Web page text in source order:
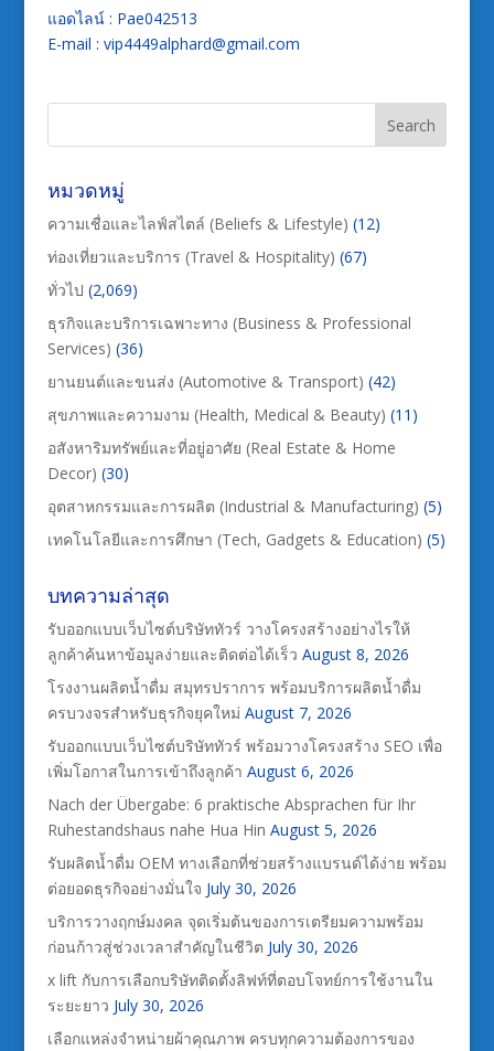
แอดไลน์ : Pae042513
E-mail : vip4449alphard@gmail.com
หมวดหมู่
ความเชื่อและไลฟ์สไตล์ (Beliefs & Lifestyle) (12)
ท่องเที่ยวและบริการ (Travel & Hospitality) (67)
ทั่วไป (2,069)
ธุรกิจและบริการเฉพาะทาง (Business & Professional
Services) (36)
ยานยนต์และขนส่ง (Automotive & Transport) (42)
สุขภาพและความงาม (Health, Medical & Beauty) (11)
อสังหาริมทรัพย์และที่อยู่อาศัย (Real Estate & Home
Decor) (30)
อุตสาหกรรมและการผลิต (Industrial & Manufacturing) (5)
เทคโนโลยีและการศึกษา (Tech, Gadgets & Education) (5)
บทความล่าสุด
รับออกแบบเว็บไซต์บริษัททัวร์ วางโครงสร้างอย่างไรให้
ลูกค้าค้นหาข้อมูลง่ายและติดต่อได้เร็ว August 8, 2026
โรงงานผลิตน้ำดื่ม สมุทรปราการ พร้อมบริการผลิตน้ำดื่ม
ครบวงจรสำหรับธุรกิจยุคใหม่ August 7, 2026
รับออกแบบเว็บไซต์บริษัททัวร์ พร้อมวางโครงสร้าง SEO เพื่อ
เพิ่มโอกาสในการเข้าถึงลูกค้า August 6, 2026
Nach der Übergabe: 6 praktische Absprachen für Ihr
Ruhestandshaus nahe Hua Hin August 5, 2026
รับผลิตน้ำดื่ม OEM ทางเลือกที่ช่วยสร้างแบรนด์ได้ง่าย พร้อม
ต่อยอดธุรกิจอย่างมั่นใจ July 30, 2026
บริการวางฤกษ์มงคล จุดเริ่มต้นของการเตรียมความพร้อม
ก่อนก้าวสู่ช่วงเวลาสำคัญในชีวิต July 30, 2026
x lift กับการเลือกบริษัทติดตั้งลิฟท์ที่ตอบโจทย์การใช้งานใน
ระยะยาว July 30, 2026
เลือกแหล่งจำหน่ายผ้าคุณภาพ ครบทุกความต้องการของ